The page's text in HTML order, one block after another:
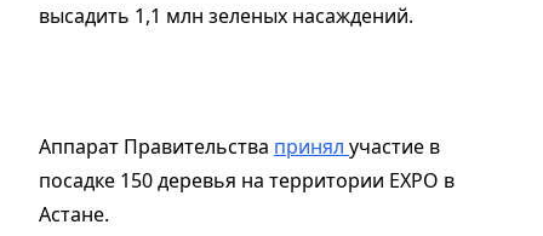
высадить 1,1 млн зеленых насаждений.
Аппарат Правительства принял участие в
посадке 150 деревья на территории EXPO в
Астане.